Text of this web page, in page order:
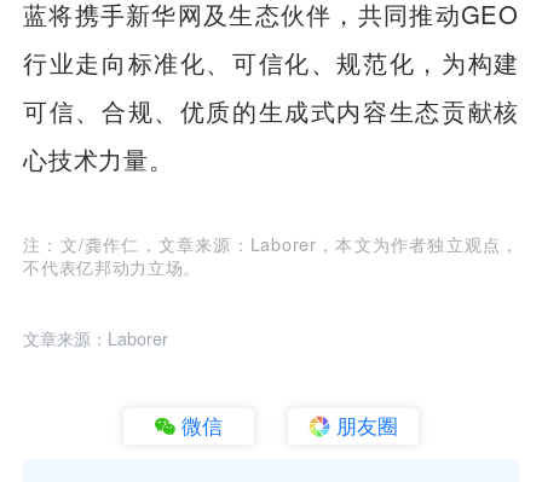
蓝将携手新华网及生态伙伴，共同推动GEO
行业走向标准化、可信化、规范化，为构建
可信、合规、优质的生成式内容生态贡献核
心技术力量。
注：文/龚作仁，文章来源：Laborer，本文为作者独立观点，
不代表亿邦动力立场。
文章来源：Laborer
微信 朋友圈